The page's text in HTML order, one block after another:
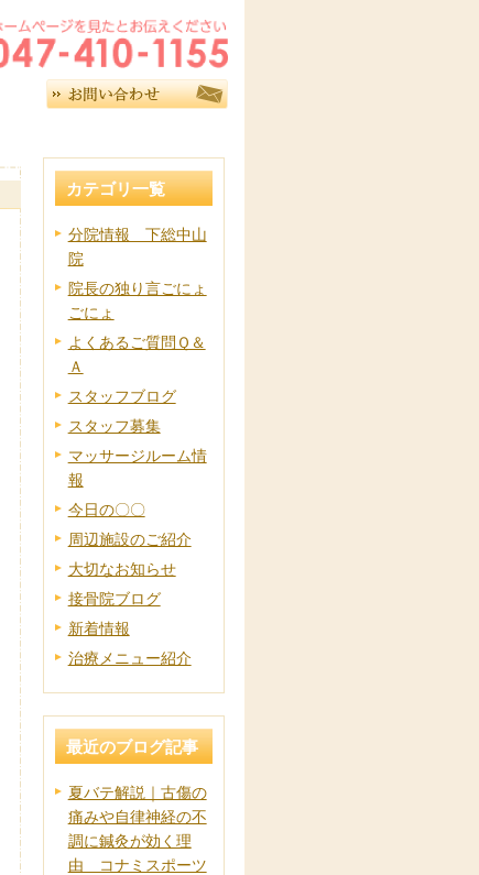
カテゴリ一覧
分院情報 下総中山
院
院長の独り言ごにょ
ごにょ
よくあるご質問Ｑ＆
Ａ
スタッフブログ
スタッフ募集
マッサージルーム情
報
今日の〇〇
周辺施設のご紹介
大切なお知らせ
接骨院ブログ
新着情報
治療メニュー紹介
最近のブログ記事
夏バテ解説｜古傷の
痛みや自律神経の不
調に鍼灸が効く理
由 コナミスポーツ